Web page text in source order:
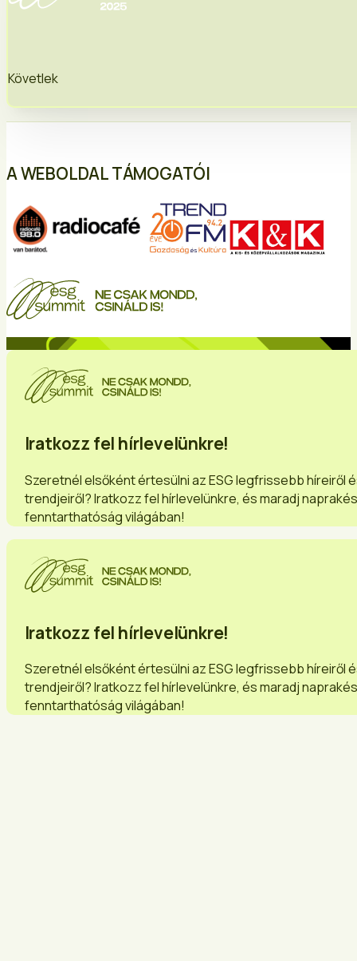
Követlek
A WEBOLDAL TÁMOGATÓI
Iratkozz fel hírlevelünkre!
Szeretnél elsőként értesülni az ESG legfrissebb híreiről
trendjeiről? Iratkozz fel hírlevelünkre, és maradj
fenntarthatóság világában!
Iratkozz fel hírlevelünkre!
Szeretnél elsőként értesülni az ESG legfrissebb híreiről
trendjeiről? Iratkozz fel hírlevelünkre, és maradj
fenntarthatóság világában!